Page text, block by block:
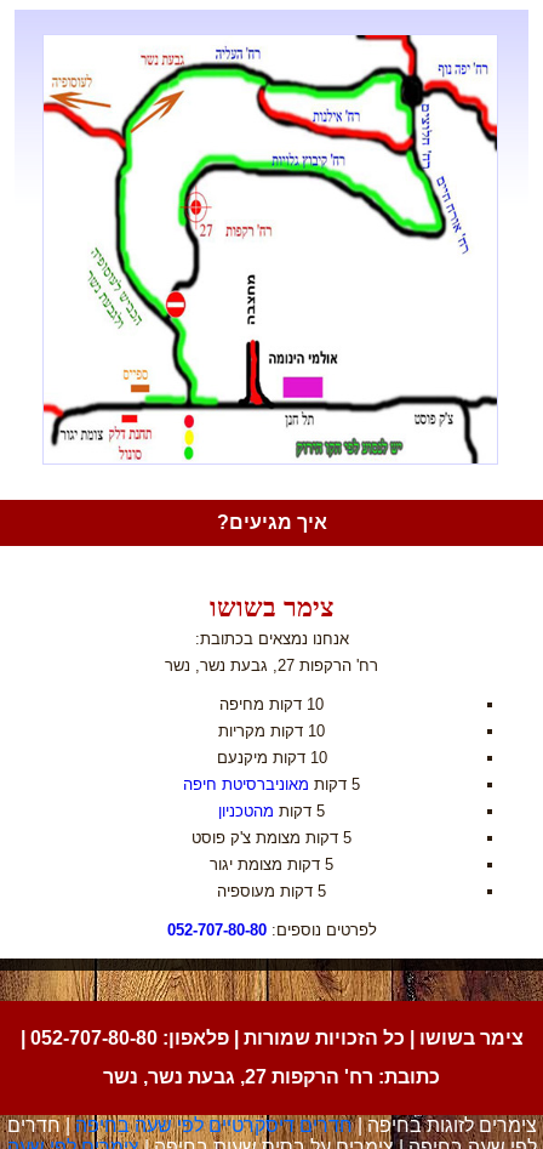
איך מגיעים?
צימר בשושו
אנחנו נמצאים בכתובת:
רח' הרקפות 27, גבעת נשר, נשר
10 דקות מחיפה
10 דקות מקריות
10 דקות מיקנעם
5 דקות
מאוניברסיטת חיפה
5 דקות
מהטכניון
5 דקות מצומת צ'ק פוסט
5 דקות מצומת יגור
5 דקות מעוספיה
לפרטים נוספים:052-707-80-80
צימר בשושו | כל הזכויות שמורות | פלאפון:052-707-80-80
כתובת: רח' הרקפות 27, גבעת נשר, נשר
צימרים לזוגות בחיפה |חדרים דיסקרטיים לפי שעה בחיפה| חדרים